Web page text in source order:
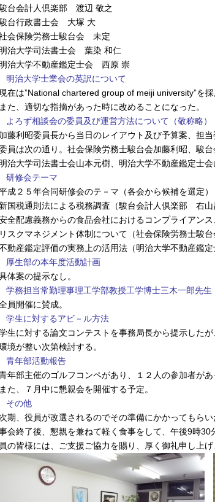
台会計人倶楽部 渡辺 敬之
台行政書士会 大塚 大
会保険労務士駿台会 未定
治大学司法書士会 葉染 和仁
治大学不動産鑑定士会 西原 崇
治大学士業会の英訳について
在は”National chartered group of meiji university”を採
た、適切な指摘があった時に改めることになった。
ろず相談会の委員及び運営方法について（敬称略）
藤利昭委員長から当日のレイアウト及び予算案、担当
員は次の通り。社会保険労務士駿台会加藤利昭、駿
治大学司法書士会山本元樹、明治大学不動産鑑定士会
修会テーマ
成２５年合同研修会のテ－マ（各会から候補を選定
国税通則法による税務調査（駿台会計人倶楽部 右山
全配慮義務からの食品会社におけるコンプライアンス
スクマネジメント体制について（社会保険労務士駿
動産鑑定評価の実務上の活用法（明治大学不動産鑑
生部の本年度活動計画
体案の提示なし。
務担当常勤理事理工学部教授工学博士三木一郎先
員開催に賛成。
生に対するアビ－ル方法
生に対する論文コンテストを事務局長から提示したが
境が整い次第検討する。
年部活動報告
年部主催のゴルフコンペがあり、１２人の参加者があ
た、７月中に懇親会を開催する予定。
の他
期、役員が改選されるのでその準備にかかってもらい
会終了後、懇親を兼ねて軽く食事をして、午後9時30
の皆様には、ご支援ご協力を賜り、厚く御礼申し上げ